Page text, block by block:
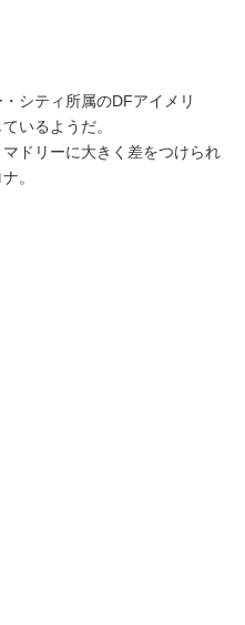
シティ所属のDFアイメリ
いるようだ。
ドリーに大きく差をつけられ
。